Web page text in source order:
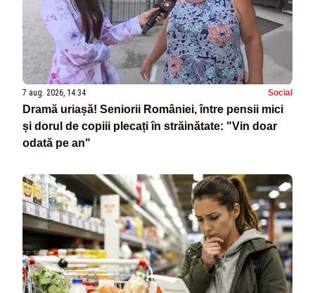
7 aug. 2026, 14:34 Social
Dramă uriașă! Seniorii României, între pensii mici
și dorul de copiii plecați în străinătate: "Vin doar
odată pe an"